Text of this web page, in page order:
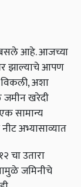
आहे. आजच्या
झाल्याचे आपण
अशा
जमीन खरेदी
सामान्य
अभ्यासाव्यात
चा उतारा
जमिनीचे